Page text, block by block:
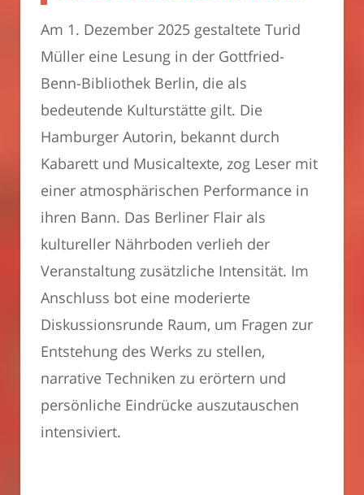
Am 1. Dezember 2025 gestaltete Turid
Müller eine Lesung in der Gottfried-
Benn-Bibliothek Berlin, die als
bedeutende Kulturstätte gilt. Die
Hamburger Autorin, bekannt durch
Kabarett und Musicaltexte, zog Leser mit
einer atmosphärischen Performance in
ihren Bann. Das Berliner Flair als
kultureller Nährboden verlieh der
Veranstaltung zusätzliche Intensität. Im
Anschluss bot eine moderierte
Diskussionsrunde Raum, um Fragen zur
Entstehung des Werks zu stellen,
narrative Techniken zu erörtern und
persönliche Eindrücke auszutauschen
intensiviert.